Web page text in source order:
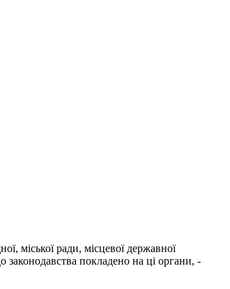
міської ради, місцевої державної
законодавства покладено на ці органи, -